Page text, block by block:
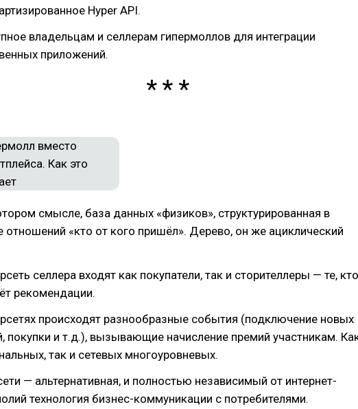
Hyper API.
владельцам и селлерам гипермоллов для интеграции
приложений.
смысле, база данных «физиков», структурированная в
отношений «кто от кого пришёл». Дерево, он же ациклический
селлера входят как покупатели, так и сторителлеры — те, кто
рекомендации.
происходят разнообразные события (подключение новых
покупки и т.д.), вызывающие начисление премий участникам.
так и сетевых многоуровневых.
— альтернативная, и полностью независимый от интернет-
технология бизнес-коммуникации с потребителями.